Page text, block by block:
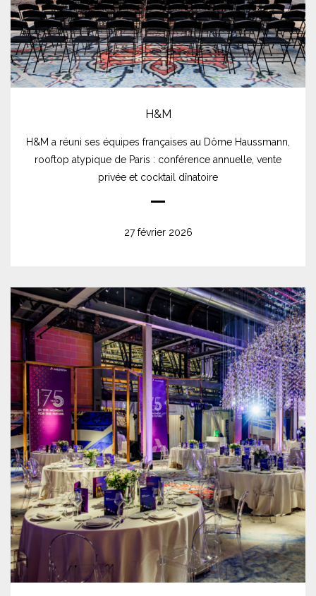
H&M
H&M a réuni ses équipes françaises au Dôme Haussmann,
rooftop atypique de Paris : conférence annuelle, vente
privée et cocktail dînatoire
27 février 2026